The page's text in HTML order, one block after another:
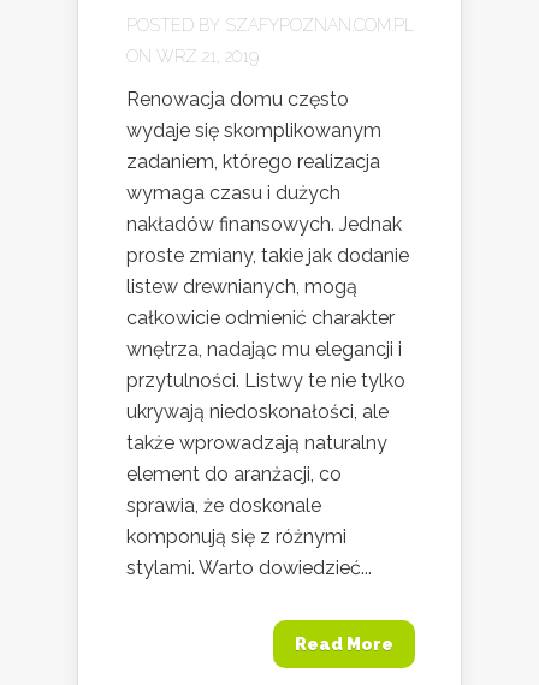
POSTED BY SZAFYPOZNAN.COM.PL
ON WRZ 21, 2019
Renowacja domu często
wydaje się skomplikowanym
zadaniem, którego realizacja
wymaga czasu i dużych
nakładów finansowych. Jednak
proste zmiany, takie jak dodanie
listew drewnianych, mogą
całkowicie odmienić charakter
wnętrza, nadając mu elegancji i
przytulności. Listwy te nie tylko
ukrywają niedoskonałości, ale
także wprowadzają naturalny
element do aranżacji, co
sprawia, że doskonale
komponują się z różnymi
stylami. Warto dowiedzieć...
Read More